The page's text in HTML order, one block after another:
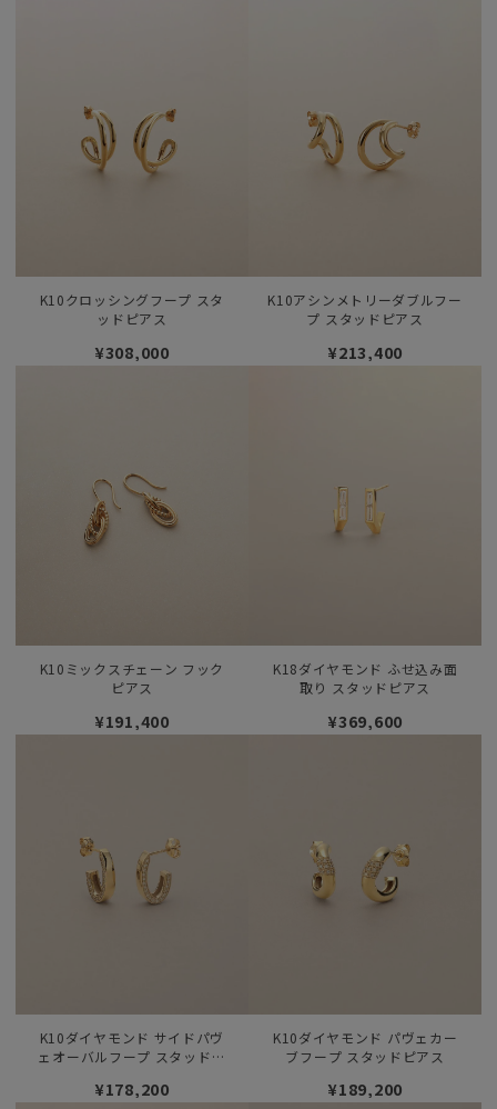
K10クロッシングフープ スタ
ッドピアス
¥308,000
K10アシンメトリーダブルフー
プ スタッドピアス
¥213,400
K10ミックスチェーン フック
ピアス
¥191,400
K18ダイヤモンド ふせ込み面
取り スタッドピアス
¥369,600
K10ダイヤモンド サイドパヴ
ェオーバルフープ スタッドピ
¥178,200
K10ダイヤモンド パヴェカー
ブフープ スタッドピアス
¥189,200